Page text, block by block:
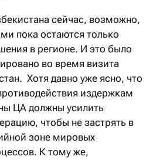
сейчас, возможно,
пока остаются только
в регионе. И это было
во время визита
Хотя давно уже ясно, что
издержкам
ЦА должны усилить
чтобы не застрять в
зоне мировых
К тому же,